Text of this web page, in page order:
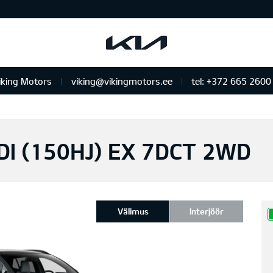
Motors viking@vikingmotors.ee tel: +372 665 2600
ja remont
(150HJ) EX 7DCT 2WD
Välimus Interjöör